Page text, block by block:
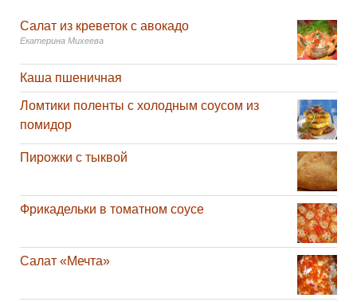
Салат из креветок с авокадо
Екатерина Михеева
Каша пшеничная
Ломтики поленты с холодным соусом из
помидор
Пирожки с тыквой
Фрикадельки в томатном соусе
Салат «Мечта»